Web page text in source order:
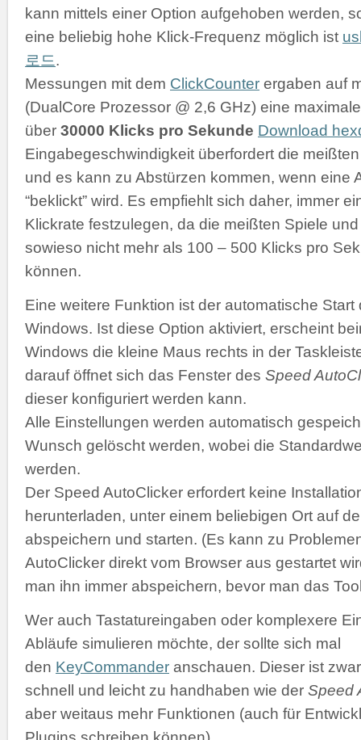
kann mittels einer Option aufgehoben werden,
eine beliebig hohe Klick-Frequenz möglich ist
로드.
Messungen mit dem ClickCounter ergaben auf
(DualCore Prozessor @ 2,6 GHz) eine
über 30000 Klicks pro Sekunde Download
Eingabegeschwindigkeit überfordert die
und es kann zu Abstürzen kommen, wenn eine
“beklickt” wird. Es empfiehlt sich daher, immer
Klickrate festzulegen, da die meißten Spiele
sowieso nicht mehr als 100 – 500 Klicks pro
können.
Eine weitere Funktion ist der automatische Start
Windows. Ist diese Option aktiviert, erscheint
Windows die kleine Maus rechts in der
darauf öffnet sich das Fenster des Speed
dieser konfiguriert werden kann.
Alle Einstellungen werden automatisch
Wunsch gelöscht werden, wobei die
werden.
Der Speed AutoClicker erfordert keine
herunterladen, unter einem beliebigen Ort auf
abspeichern und starten. (Es kann zu
AutoClicker direkt vom Browser aus gestartet
man ihn immer abspeichern, bevor man das
Wer auch Tastatureingaben oder komplexere
Abläufe simulieren möchte, der sollte sich mal
den KeyCommander anschauen. Dieser ist
schnell und leicht zu handhaben wie der Speed
aber weitaus mehr Funktionen (auch für